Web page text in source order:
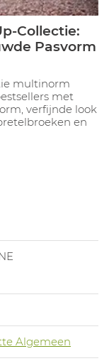
Collectie:
Pasvorm
multinorm
met
verfijnde look
en
Algemeen